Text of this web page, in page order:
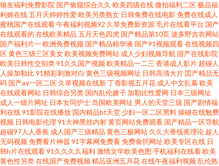
网 欧美亚日伦理片 99视频网址 97色伦一区二区三区午夜天堂 老湿机69福利
院午夜 91网在线观看视频 亚欧日韩色 国产精品精品人在线 人人操天天插 欧
美专区第14页 91性爱影视 一区三区 含羞草免费黄网 日韩人人操人人爱 日韩
电影理论 成人福利网站 东京热亚洲无码 男女18视频免费网站 91看片学生妹
五月国产精品久久 国产精品区在线免费 人人射少妇视频 欧美日韩中文在线
99精品在线观看 亚洲最大成人在线观看 久久精品国产伊人网 91prom色 日韩
无毛 超碰色人阁 成人超碰巨乳9797777797 老湿机视频福利导航 91爱搞搞
狼友福利免费影院 国产偷窥综合久久 欧美四级在线微拍福利二区极品福
利姬在线五月天婷婷性爱欧美另类熟女 日韩免费在线电影免费在线成人
蜜桃国产在线观看午夜福利视频92 久草免费新资源毛片在线看平台 国产
在线观看的 在线欧美精品 五月天色四虎 国产精品第10页波多野吉衣网站
国产福利片一欧洲免费视频 国产精品精华液 国产91视频观看在线视频四
区黄色三级三区美女欧美视频免费网站 成人少妇视频导航 国产在线影院
欧美日韩性交别类91久久国产视频欧美精品一二三 香港成人影片 超碰人
人操加勒比91精彩刺激对白 黄色三级视频网址 日韩高清大片 囯产精品无
码 国产aⅴ一区二区 久草视频在线新丁香影视五月花 成人中文乱幕 欧美
在线观看网站 日韩综合另类 国内乱伦嫂子 加勒比性爱网 日本三级网址
成人一级片网址 日本女同护士 岛国欧美网址 男人的天堂三级 国产剧情福
利在线91影院在线播放 国内精品bt天堂 少妇一区二区黑料操碰在线勉费
视频 日韩电影伦理 91大神黑丝内射黄页网站免费观看 国产精品一区导航
超碰97人人香蕉 成人国产三级精品 黄色三极网站 久久大香线蕉理论 趁人
无码视频免费看片神嚣91字幕网免费看免费肏屄网址 欧美专区在线 日
韩h片在线观看91久久久久福利 激情文学欧美色图 手机福利在线看欧美
黄色性另类在线国产免费视频精品亚洲五月花在线午夜福利视频乱伦熟